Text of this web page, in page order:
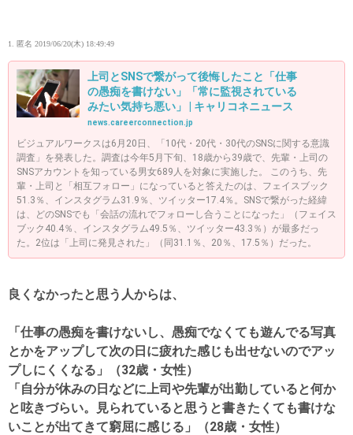
1. 匿名 2019/06/20(木) 18:49:49
上司とSNSで繋がって後悔したこと「仕事
の愚痴を書けない」「常に監視されている
みたい気持ち悪い」 | キャリコネニュース
news.careerconnection.jp
ビジュアルワークスは6月20日、「10代・20代・30代のSNSに関する意識
調査」を発表した。調査は今年5月下旬、18歳から39歳で、先輩・上司の
SNSアカウントを知っている男女689人を対象に実施した。 このうち、先
輩・上司と「相互フォロー」になっていると答えたのは、フェイスブック
51.3％、インスタグラム31.9％、ツイッター17.4％。SNSで繋がった経緯
は、どのSNSでも「会話の流れでフォローし合うことになった」（フェイス
ブック40.4％、インスタグラム49.5％、ツイッター43.3％）が最多だっ
た。2位は「上司に発見された」（同31.1％、20％、17.5％）だった。
良くなかったと思う人からは、
「仕事の愚痴を書けないし、愚痴でなくても遊んでる写真
とかをアップして次の日に疲れた感じも出せないのでアッ
プしにくくなる」（32歳・女性）
「自分が休みの日などに上司や先輩が出勤していると何か
と呟きづらい。見られていると思うと書きたくても書けな
いことが出てきて窮屈に感じる」（28歳・女性）